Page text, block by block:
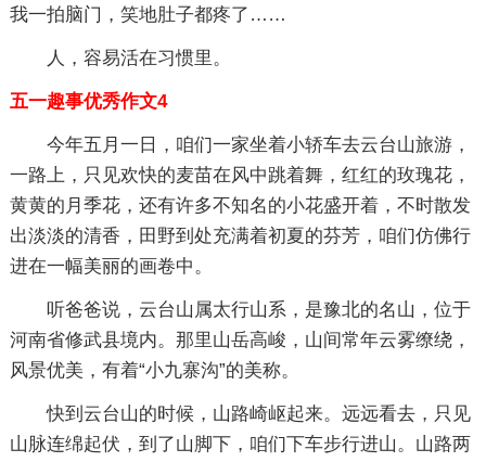
我一拍脑门，笑地肚子都疼了……
人，容易活在习惯里。
五一趣事优秀作文4
今年五月一日，咱们一家坐着小轿车去云台山旅游，
一路上，只见欢快的麦苗在风中跳着舞，红红的玫瑰花，
黄黄的月季花，还有许多不知名的小花盛开着，不时散发
出淡淡的清香，田野到处充满着初夏的芬芳，咱们仿佛行
进在一幅美丽的画卷中。
听爸爸说，云台山属太行山系，是豫北的名山，位于
河南省修武县境内。那里山岳高峻，山间常年云雾缭绕，
风景优美，有着“小九寨沟”的美称。
快到云台山的时候，山路崎岖起来。远远看去，只见
山脉连绵起伏，到了山脚下，咱们下车步行进山。山路两